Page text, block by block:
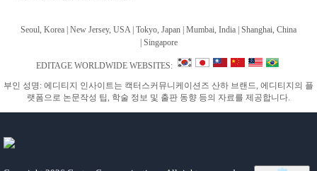
Seoul, Korea | New Jersey, USA | Tokyo, Japan | Mumbai, India | Shanghai, China
Singapore
EDITAGE WORLDWIDE WEBSITES:
부인 성명: 에디티지 인사이트는 캑터스커뮤니케이션즈 산하 브랜드, 에디티지의 플
랫폼으로 논문작성 팁, 학술 정보 및 출판 동향 등의 자료를 제공합니다.